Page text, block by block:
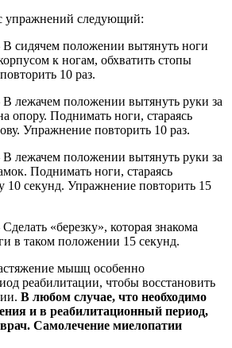
упражнений следующий:
сидячем положении вытянуть ноги
к ногам, обхватить стопы
10 раз.
лежачем положении вытянуть руки за
опору. Поднимать ноги, стараясь
Упражнение повторить 10 раз.
лежачем положении вытянуть руки за
Поднимать ноги, стараясь
10 секунд. Упражнение повторить 15
«березку», которая знакома
в таком положении 15 секунд.
мышц особенно
реабилитации, чтобы восстановить
В любом случае, что необходимо
и в реабилитационный период,
Самолечение миелопатии